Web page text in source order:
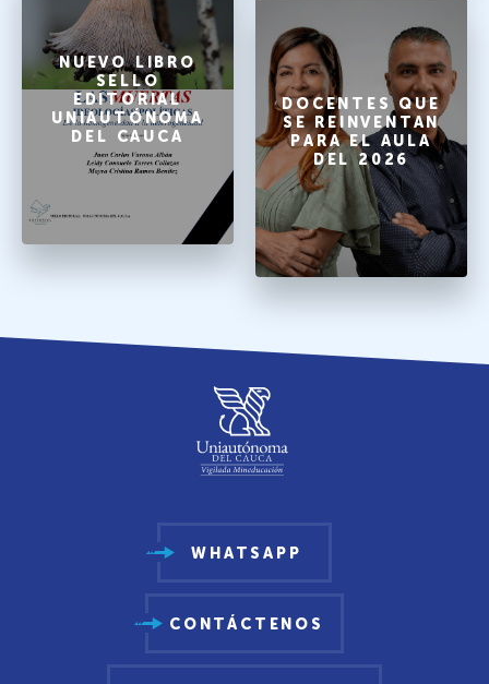
NUEVO LIBRO
SELLO
EDITORIAL
UNIAUTÓNOMA
DEL CAUCA
DOCENTES QUE
SE REINVENTAN
PARA EL AULA
DEL 2026
WHATSAPP
CONTÁCTENOS